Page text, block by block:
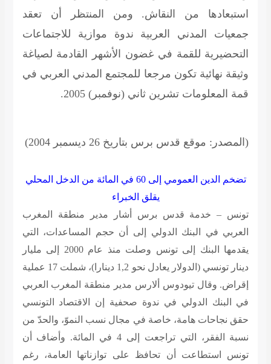
استبعادها من النقاش. ومن المنتظر أن تعقد
جمعيات المدني العربية ندوة موازية للاجتماعات
التحضيرية للقمة في غضون الأشهر القادمة لصياغة
وثيقة نهائية تكون مرجعا للمجتمع المدني العربي في
قمة المعلومات تشرين ثاني (نوفمبر) 2005.
(المصدر: موقع قدس برس بتاريخ 26 ديسمبر 2004)
تضخم الدين العمومي إلى 60 في المائة من الدخل المحلي
يقلق الخبراء
تونس – خدمة قدس برس
أشار مدير منطقة المغرب
العربي في البنك الدولي إلى أن حجم المساعدات، التي
يقدمها البنك إلى تونس وصلت منذ عام 2000 إلى مليار
دينار تونسي (الدولار يعادل نحو 1,2 دينارا)، شملت 17 عملية
إقراض. وقال تيودوس ألارس مدير منطقة المغرب العربي
في البنك الدولي في ندوة صحفية إن الاقتصاد التونسي
حقق نجاحات هامة، خاصة في مجال نسب النموّ، والحدّ من
نسبة الفقر، التي تراجعت إلى 4 في المائة. وأضاف أن
تونس استطاعت أن تحافظ على توازناتها العامة، رغم